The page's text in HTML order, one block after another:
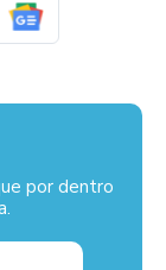
por dentro